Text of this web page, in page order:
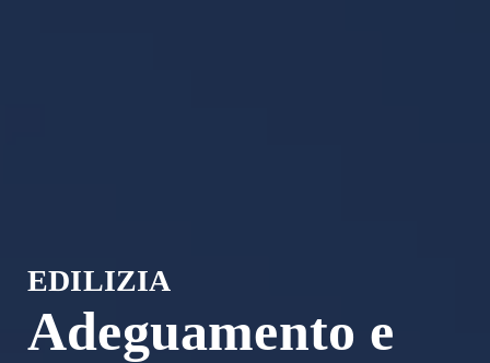
EDILIZIA
Adeguamento e